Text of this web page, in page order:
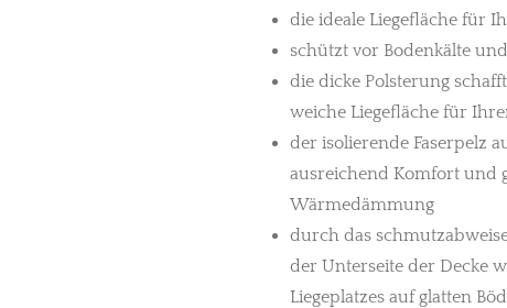
die ideale Liegefläche für
schützt vor Bodenkälte
die dicke Polsterung
weiche Liegefläche für
der isolierende Faserpelz
ausreichend Komfort und
Wärmedämmung
durch das
der Unterseite der Decke
Liegeplatzes auf glatten